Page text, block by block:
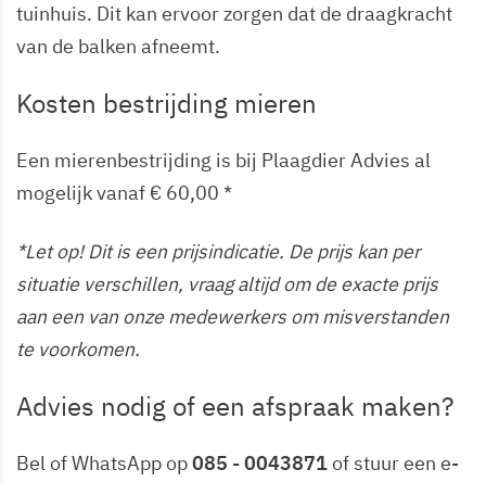
tuinhuis. Dit kan ervoor zorgen dat de draagkracht
van de balken afneemt.
Kosten bestrijding mieren
Een mierenbestrijding is bij Plaagdier Advies al
mogelijk vanaf € 60,00 *
*Let op! Dit is een prijsindicatie. De prijs kan per
situatie verschillen, vraag altijd om de exacte prijs
aan een van onze medewerkers om misverstanden
te voorkomen.
Advies nodig of een afspraak maken?
Bel of WhatsApp op085 - 0043871of stuur een e-